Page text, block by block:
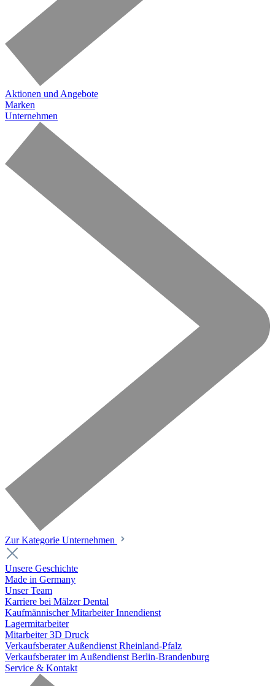
Aktionen und Angebote
Marken
Unternehmen
Zur Kategorie Unternehmen
Unsere Geschichte
Made in Germany
Unser Team
Karriere bei Mälzer Dental
Kaufmännischer Mitarbeiter Innendienst
Lagermitarbeiter
Mitarbeiter 3D Druck
Verkaufsberater Außendienst Rheinland-Pfalz
Verkaufsberater im Außendienst Berlin-Brandenburg
Service & Kontakt